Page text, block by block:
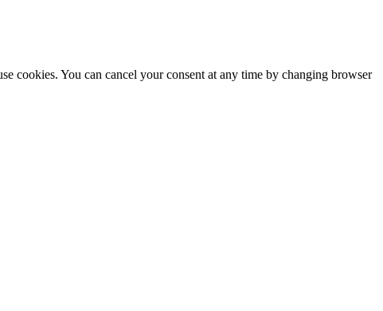
cookies. You can cancel your consent at any time by changing browser